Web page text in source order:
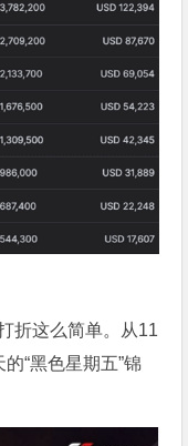
折这么简单。从11
“黑色星期五”锦